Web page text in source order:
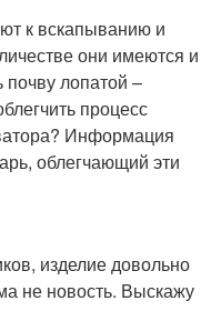
к вскапыванию и
они имеются и
почву лопатой –
процесс
Информация
облегчающий эти
изделие довольно
не новость. Выскажу